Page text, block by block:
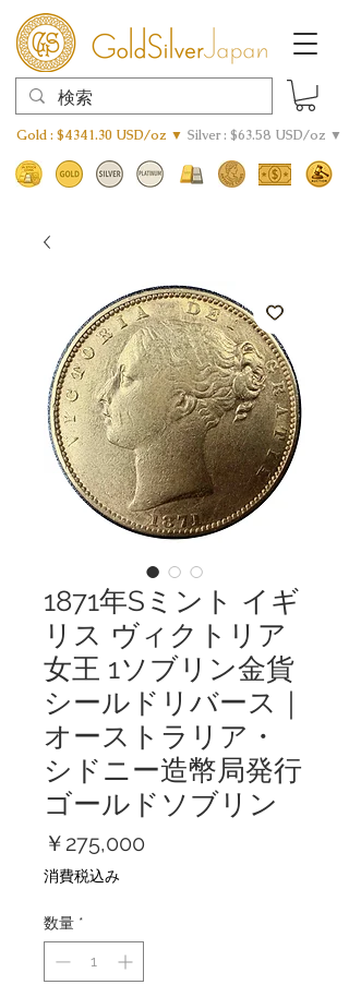
Gold : $4341.30 USD/oz ▼ Silver : $63.58 USD/oz ▼
1871年Sミント イギ
リス ヴィクトリア
女王 1ソブリン金貨
シールドリバース｜
オーストラリア・
シドニー造幣局発行
ゴールドソブリン
￥275,000
消費税込み
数量 *